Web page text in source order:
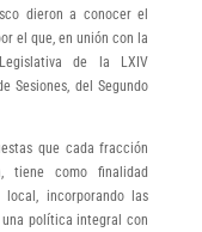
dieron a conocer el
el que, en unión con la
de la LXIV
Sesiones, del Segundo
que cada fracción
tiene como finalidad
incorporando las
política integral con